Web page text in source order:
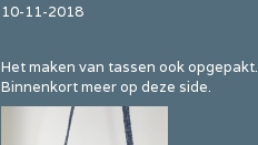
10-11-2018
Het maken van tassen ook opgepakt.
Binnenkort meer op deze side.